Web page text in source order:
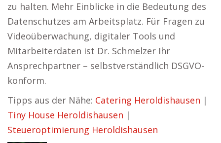
zu halten. Mehr Einblicke in die Bedeutung des
Datenschutzes am Arbeitsplatz. Für Fragen zu
Videoüberwachung, digitaler Tools und
Mitarbeiterdaten ist Dr. Schmelzer Ihr
Ansprechpartner – selbstverständlich DSGVO-
konform.
Tipps aus der Nähe: Catering Heroldishausen |
Tiny House Heroldishausen |
Steueroptimierung Heroldishausen